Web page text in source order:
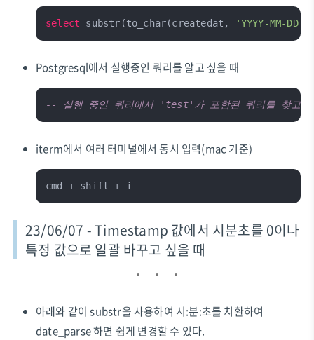
select substr(to_char(createdat, 'YYYY-MM-DD
Postgresql에서 실행중인 쿼리를 알고 싶을 때
-- 실행 중인 쿼리에서 'test'가 포함된 쿼리를 찾
iterm에서 여러 터미널에서 동시 입력(mac 기준)
cmd + shift + i
23/06/07 - Timestamp 값에서 시분초를 0이나
특정 값으로 일괄 바꾸고 싶을 때
아래와 같이 substr을 사용하여 시:분:초를 치환하여
date_parse 하면 쉽게 변경할 수 있다.